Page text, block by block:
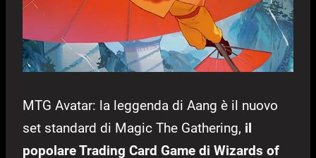
MTG Avatar: la leggenda di Aang è il nuovo
set standard di Magic The Gathering, il
popolare Trading Card Game di Wizards of